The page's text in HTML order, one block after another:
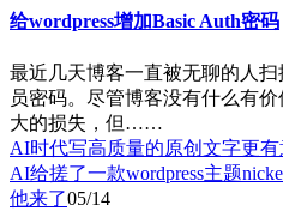
给wordpress增加Basic Auth密码
最近几天博客一直被无聊的人
员密码。尽管博客没有什么有
大的损失，但……
AI时代写高质量的原创文字更有
AI给搓了一款wordpress主题
他来了05/14